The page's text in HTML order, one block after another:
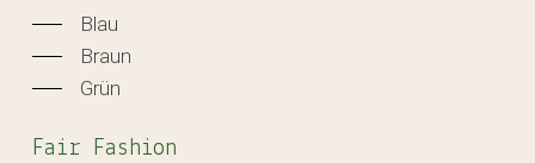
Blau
Braun
Grün
Fair Fashion